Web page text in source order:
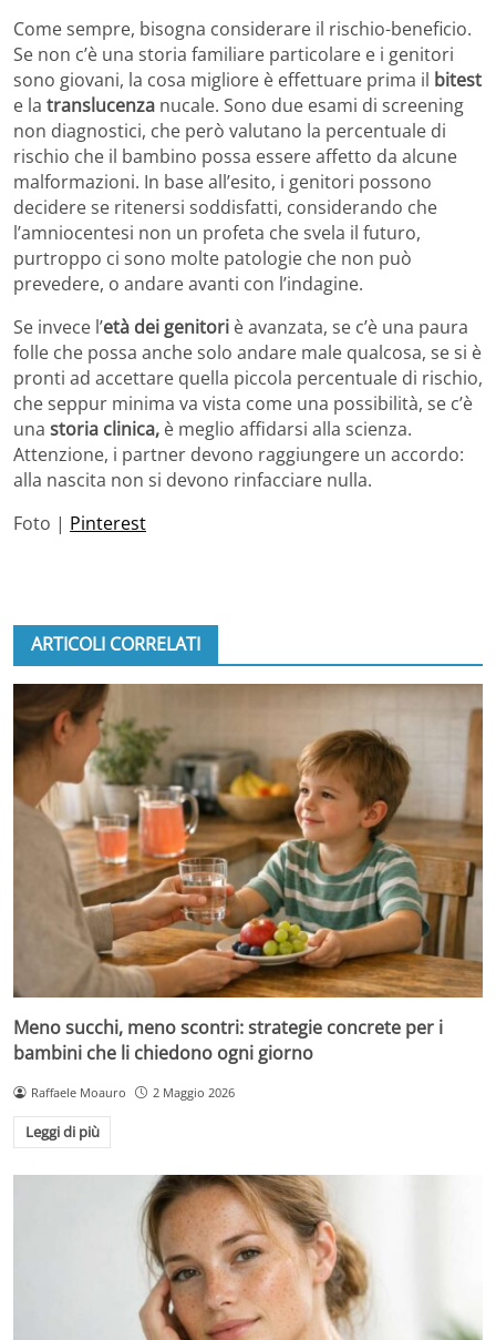
Come sempre, bisogna considerare il rischio-beneficio.
Se non c’è una storia familiare particolare e i genitori
sono giovani, la cosa migliore è effettuare prima il bitest
e la translucenza nucale. Sono due esami di screening
non diagnostici, che però valutano la percentuale di
rischio che il bambino possa essere affetto da alcune
malformazioni. In base all’esito, i genitori possono
decidere se ritenersi soddisfatti, considerando che
l’amniocentesi non un profeta che svela il futuro,
purtroppo ci sono molte patologie che non può
prevedere, o andare avanti con l’indagine.
Se invece l’età dei genitori è avanzata, se c’è una paura
folle che possa anche solo andare male qualcosa, se si è
pronti ad accettare quella piccola percentuale di rischio,
che seppur minima va vista come una possibilità, se c’è
una storia clinica, è meglio affidarsi alla scienza.
Attenzione, i partner devono raggiungere un accordo:
alla nascita non si devono rinfacciare nulla.
Foto | Pinterest
ARTICOLI CORRELATI
Meno succhi, meno scontri: strategie concrete per i
bambini che li chiedono ogni giorno
Raffaele Moauro 2 Maggio 2026
Leggi di più